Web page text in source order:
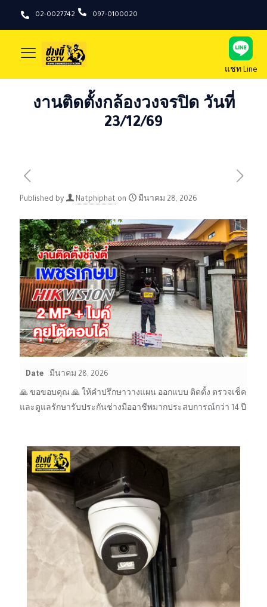
02-0027742 097-0100020
แชท Line
งานติดตั้งกล้องวงจรปิด วันที่
23/12/69
Published by Natphiphat on มีนาคม 28, 2026
Date มีนาคม 28, 2026
🙏 ขอขอบคุณ 🙏 ให้คำปรึกษาวางแผน ออกแบบ ติดตั้ง ตรวจเช็ค
และดูแลรักษารับประกันช่างมืออาชีพมากประสบการณ์กว่า 14 ปี